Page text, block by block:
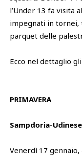
l’Under 13 fa visita
impegnati in tornei,
parquet delle
Ecco nel dettaglio
PRIMAVERA
Sampdoria-Udinese
Venerdì 17 gennaio,